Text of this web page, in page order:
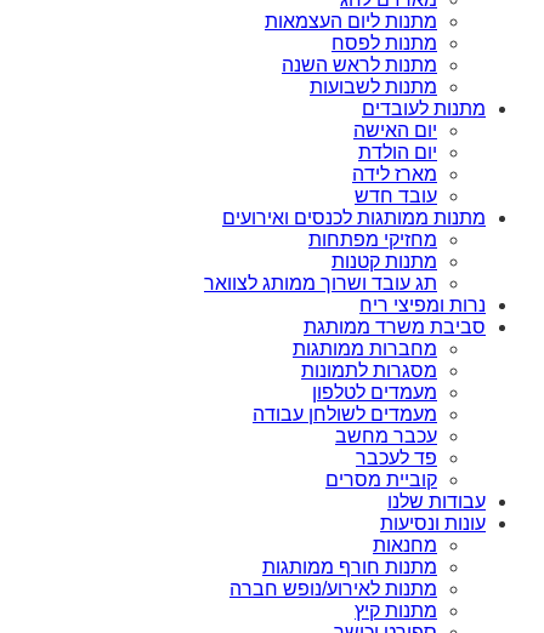
מתנות ליום העצמאות
מתנות לפסח
מתנות לראש השנה
מתנות לשבועות
מתנות לעובדים
יום האישה
יום הולדת
מארז לידה
עובד חדש
מתנות ממותגות לכנסים ואירועים
מחזיקי מפתחות
מתנות קטנות
תג עובד ושרוך ממותג לצוואר
נרות ומפיצי ריח
סביבת משרד ממותגת
מחברות ממותגות
מסגרות לתמונות
מעמדים לטלפון
מעמדים לשולחן עבודה
עכבר מחשב
פד לעכבר
קוביית מסרים
עבודות שלנו
עונות ונסיעות
מחנאות
מתנות חורף ממותגות
מתנות לאירוע/נופש חברה
מתנות קיץ